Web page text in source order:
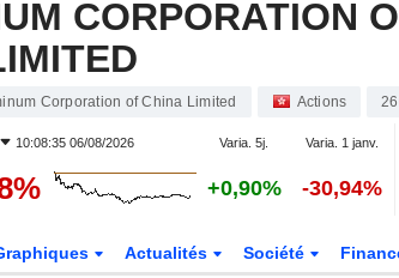
CORPORATION
Corporation of China Limited Actions
10:08:35 06/08/2026 Varia. 5j. Varia. 1 janv.
+0,90% -30,94%
Actualités Société